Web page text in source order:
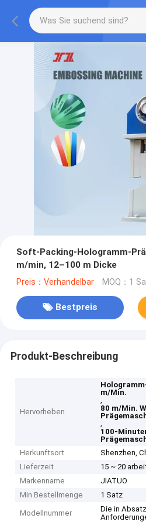
Soft-Packing-Hologramm-
m/min, 12–100 m Dicke
Preis：Verhandelbar MOQ：1
Bestpreis
Produkt-Beschreibung
Hervorheben
m/Min.
,
80 m/Min.
,
100-
Herkunftsort
Shenzhen,
Lieferzeit
15 ~ 20
Markenname
JIATUO
Min Bestellmenge
1 Satz
Modellnummer
Die in